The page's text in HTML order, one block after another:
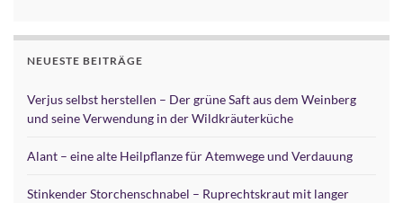
NEUESTE BEITRÄGE
Verjus selbst herstellen – Der grüne Saft aus dem Weinberg
und seine Verwendung in der Wildkräuterküche
Alant – eine alte Heilpflanze für Atemwege und Verdauung
Stinkender Storchenschnabel – Ruprechtskraut mit langer